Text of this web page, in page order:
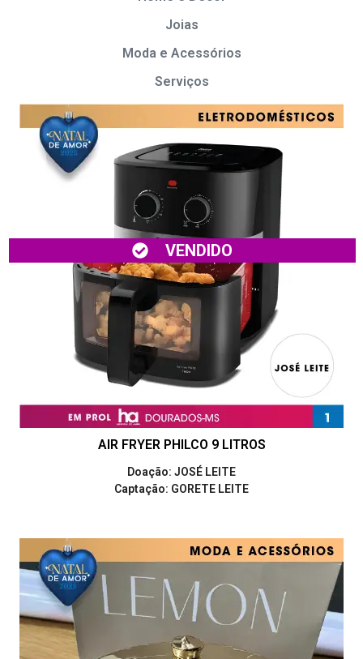
Joias
Moda e Acessórios
Serviços
VENDIDO
AIR FRYER PHILCO 9 LITROS
Doação: JOSÉ LEITE
Captação: GORETE LEITE